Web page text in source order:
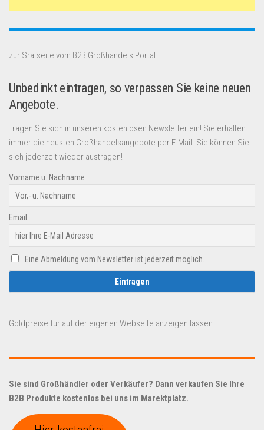
zur Sratseite vom B2B Großhandels Portal
Unbedinkt eintragen, so verpassen Sie keine neuen
Angebote.
Tragen Sie sich in unseren kostenlosen Newsletter ein! Sie erhalten
immer die neusten Großhandelsangebote per E-Mail. Sie können Sie
sich jederzeit wieder austragen!
Vorname u. Nachname
Email
Eine Abmeldung vom Newsletter ist jederzeit möglich.
Goldpreise für auf der eigenen Webseite anzeigen lassen.
Sie sind Großhändler oder Verkäufer? Dann verkaufen Sie Ihre
B2B Produkte kostenlos bei uns im Marektplatz.